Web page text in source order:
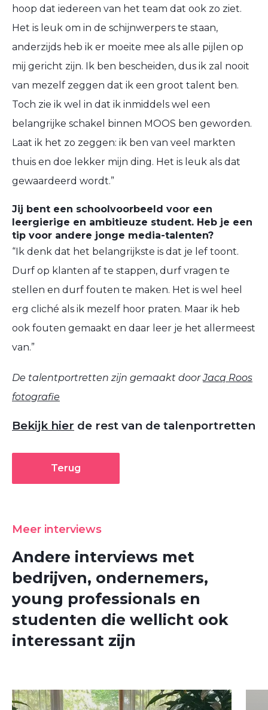
hoop dat iedereen van het team dat ook zo ziet.
Het is leuk om in de schijnwerpers te staan,
anderzijds heb ik er moeite mee als alle pijlen op
mij gericht zijn. Ik ben bescheiden, dus ik zal nooit
van mezelf zeggen dat ik een groot talent ben.
Toch zie ik wel in dat ik inmiddels wel een
belangrijke schakel binnen MOOS ben geworden.
Laat ik het zo zeggen: ik ben van veel markten
thuis en doe lekker mijn ding. Het is leuk als dat
gewaardeerd wordt.”
Jij bent een schoolvoorbeeld voor een
leergierige en ambitieuze student. Heb je een
tip voor andere jonge media-talenten?
“Ik denk dat het belangrijkste is dat je lef toont.
Durf op klanten af te stappen, durf vragen te
stellen en durf fouten te maken. Het is wel heel
erg cliché als ik mezelf hoor praten. Maar ik heb
ook fouten gemaakt en daar leer je het allermeest
van.”
De talentportretten zijn gemaakt doorJacq Roos
fotografie
Bekijk hier de rest van de talenportretten
Terug
Meer interviews
Andere interviews met
bedrijven, ondernemers,
young professionals en
studenten die wellicht ook
interessant zijn